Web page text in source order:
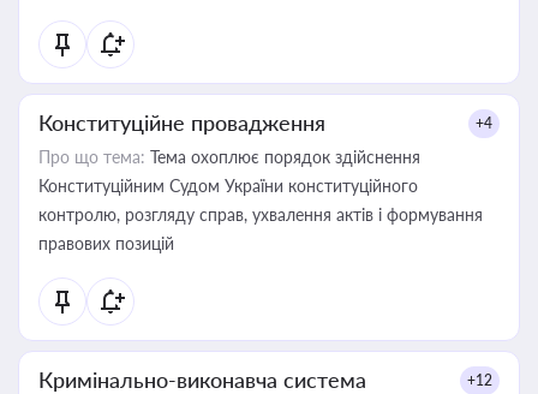
Конституційне провадження +4
Про що тема: Тема охоплює порядок здійснення
Конституційним Судом України конституційного
контролю, розгляду справ, ухвалення актів і формування
правових позицій
Кримінально-виконавча система +12